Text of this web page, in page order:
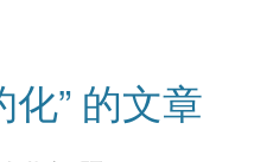
化” 的文章